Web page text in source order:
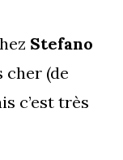
Stefano
cher (de
c’est très